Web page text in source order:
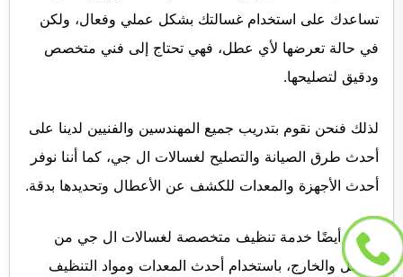
تساعدك على استخدام غسالتك بشكل عملي وفعال، ولكن
في حالة تعرضها لأي عطل، فهي تحتاج إلى فني متخصص
ودقيق لتصليحها.
لذلك فنحن نقوم بتدريب جميع المهندسين والفنيين لدينا على
أحدث طرق الصيانة والتصليح لغسالات ال جي، كما أننا نوفر
أحدث الأجهزة والمعدات للكشف عن الأعطال وتحديدها بدقة.
ونوفر أيضًا خدمة تنظيف متخصصة لغسالات ال جي من
الداخل والخارج، باستخدام أحدث المعدات ومواد التنظيف